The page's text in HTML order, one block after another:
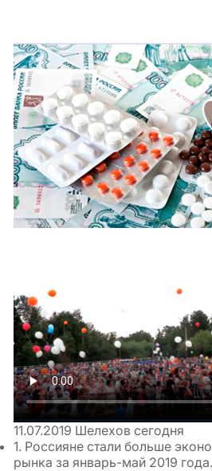
11.07.2019 Шелехов сегодня
1. Россияне стали больше
рынка за январь-май 2019 года.